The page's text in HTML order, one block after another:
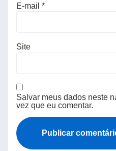
E-mail *
Site
Salvar meus dados neste
vez que eu comentar.